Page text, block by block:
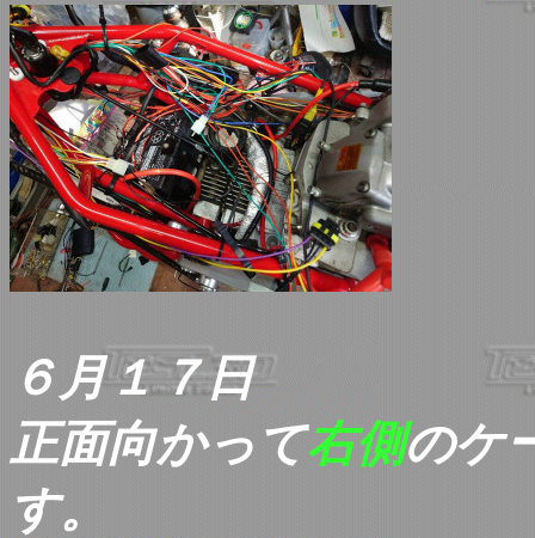
６月１７日
正面向かって右側のケ
す。